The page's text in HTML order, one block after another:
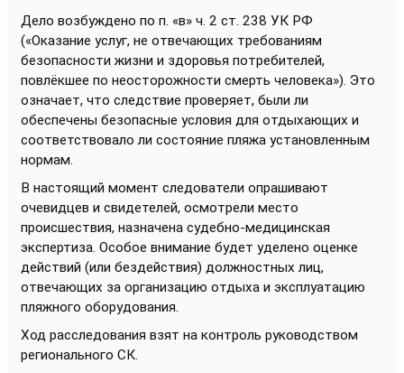
Дело возбуждено по п. «в» ч. 2 ст. 238 УК РФ
(«Оказание услуг, не отвечающих требованиям
безопасности жизни и здоровья потребителей,
повлёкшее по неосторожности смерть человека»). Это
означает, что следствие проверяет, были ли
обеспечены безопасные условия для отдыхающих и
соответствовало ли состояние пляжа установленным
нормам.
В настоящий момент следователи опрашивают
очевидцев и свидетелей, осмотрели место
происшествия, назначена судебно-медицинская
экспертиза. Особое внимание будет уделено оценке
действий (или бездействия) должностных лиц,
отвечающих за организацию отдыха и эксплуатацию
пляжного оборудования.
Ход расследования взят на контроль руководством
регионального СК.